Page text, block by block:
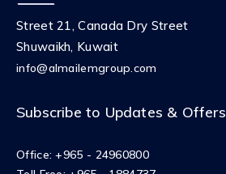
Street 21, Canada Dry Street
Shuwaikh, Kuwait
info@almailemgroup.com
Subscribe to Updates & Offers
Office:+965 - 24960800